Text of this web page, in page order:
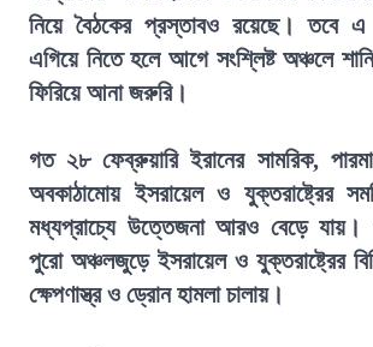
নিয়ে বৈঠকের প্রস্তাবও রয়েছে। তবে
এগিয়ে নিতে হলে আগে সংশ্লিষ্ট অঞ্চলে
ফিরিয়ে আনা জরুরি।
গত ২৮ ফেব্রুয়ারি ইরানের সামরিক,
অবকাঠামোয় ইসরায়েল ও যুক্তরাষ্ট্রের
মধ্যপ্রাচ্যে উত্তেজনা আরও বেড়ে যায়।
পুরো অঞ্চলজুড়ে ইসরায়েল ও যুক্তরাষ্ট্রের
ক্ষেপণাস্ত্র ও ড্রোন হামলা চালায়।